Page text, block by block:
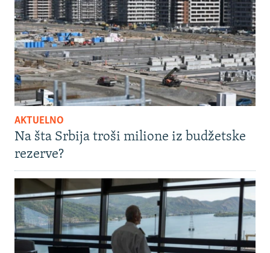
AKTUELNO
Na šta Srbija troši milione iz budžetske
rezerve?